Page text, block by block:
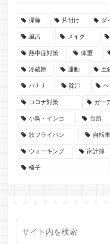
掃除 片付け ダ
風呂 メイク
熱中症対策 体重
冷蔵庫 運動 土
バナナ 除湿
コロナ対策 ガー
小鳥・インコ 台所
鉄フライパン 自転車
ウォーキング 家計簿
椅子